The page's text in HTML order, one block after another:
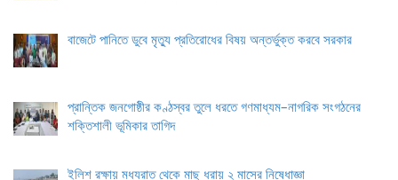
বাজেটে পানিতে ডুবে মৃত্যু প্রতিরোধের বিষয় অন্তর্ভুক্ত করবে সরকার
প্রান্তিক জনগোষ্ঠীর কণ্ঠস্বর তুলে ধরতে গণমাধ্যম–নাগরিক সংগঠনের
শক্তিশালী ভূমিকার তাগিদ
ইলিশ রক্ষায় মধ্যরাত থেকে মাছ ধরায় ২ মাসের নিষেধাজ্ঞা